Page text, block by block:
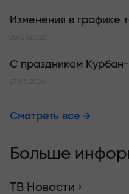
Изменения в графике
30.06.2026
С праздником
27.05.2026
Смотреть все
Больше
ТВ Новости ›